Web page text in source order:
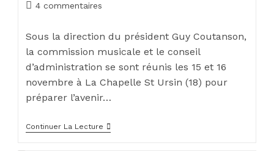
4 commentaires
Sous la direction du président Guy Coutanson,
la commission musicale et le conseil
d’administration se sont réunis les 15 et 16
novembre à La Chapelle St Ursin (18) pour
préparer l’avenir…
Continuer La Lecture